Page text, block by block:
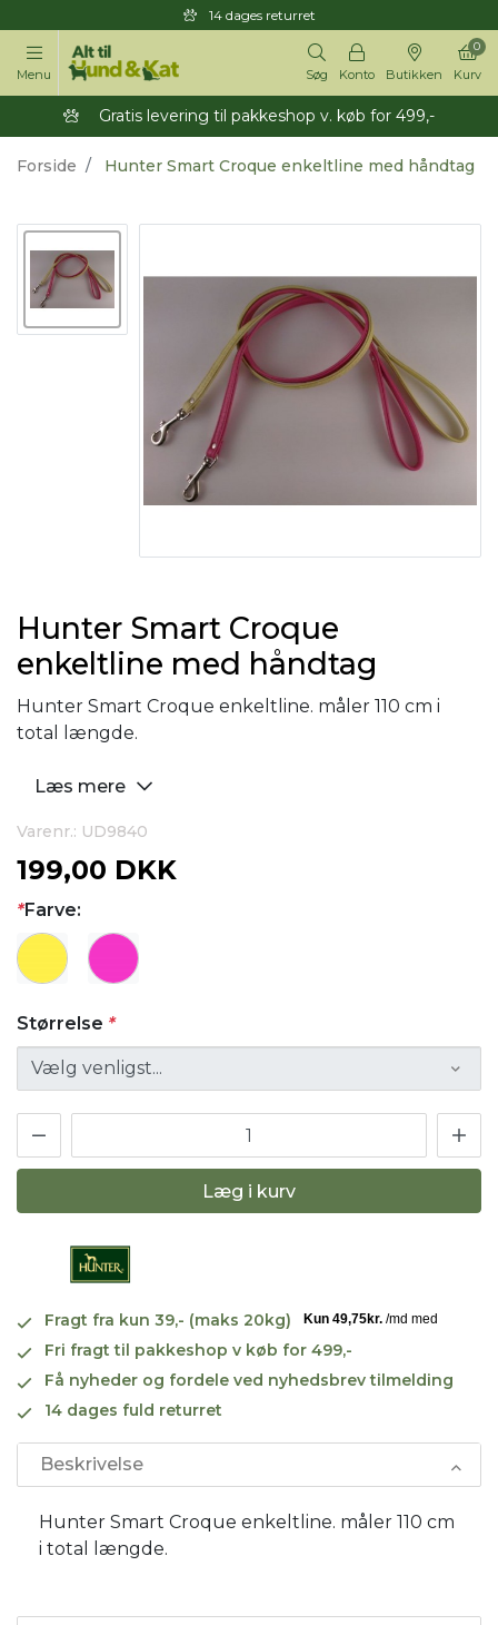
14 dages returret
Menu Søg Konto Butikken Kurv
0
Gratis levering til pakkeshop v. køb for 499,-
Forside Hunter Smart Croque enkeltline med håndtag
Hunter Smart Croque
enkeltline med håndtag
Hunter Smart Croque enkeltline. måler 110 cm i
total længde.
Læs mere
Varenr.: UD9840
199,00 DKK
*Farve:
Størrelse *
Læg i kurv
Fragt fra kun 39,- (maks 20kg)
Fri fragt til pakkeshop v køb for 499,-
Få nyheder og fordele ved nyhedsbrev tilmelding
14 dages fuld returret
Beskrivelse
Hunter Smart Croque enkeltline. måler 110 cm
i total længde.